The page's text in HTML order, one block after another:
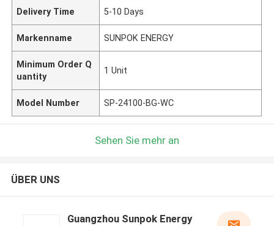
Delivery Time 5-10 Days
Markenname SUNPOK ENERGY
Minimum Order Q
uantity
1 Unit
Model Number SP-24100-BG-WC
Sehen Sie mehr an
ÜBER UNS
Guangzhou Sunpok Energy